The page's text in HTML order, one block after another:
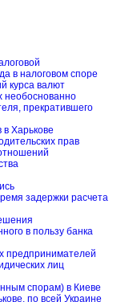
в налоговом споре
курса валют
необоснованно
прекратившего
в Харькове
прав
задержки расчета
в пользу банка
предпринимателей
лиц
спорам) в Киеве
по всей Украине